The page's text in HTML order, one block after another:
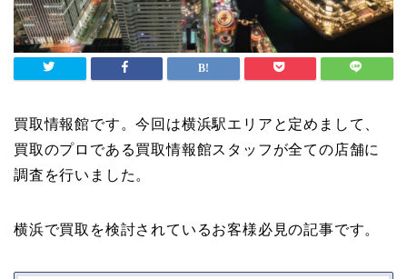
買取情報館です。今回は横浜駅エリアと定めまして、
買取のプロである買取情報館スタッフが全ての店舗に
調査を行いました。
横浜で買取を検討されているお客様必見の記事です。